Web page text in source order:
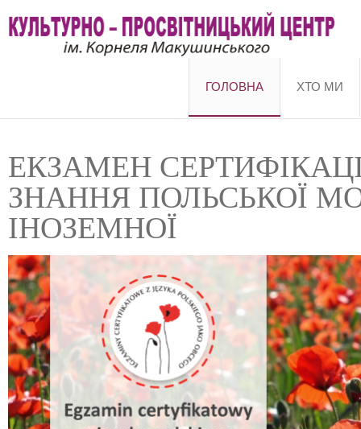
ГОЛОВНА ХТО МИ
ЕКЗАМЕН
ЗНАННЯ ПОЛЬСЬКОЇ
ІНОЗЕМНОЇ